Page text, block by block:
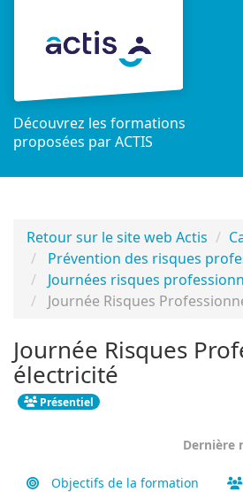
Découvrez les formations
proposées par ACTIS
Retour sur le site web Actis
Prévention des risques
Journées risques
Journée Risques
Journée Risques
électricité
Présentiel
Dernière
Objectifs de la formation